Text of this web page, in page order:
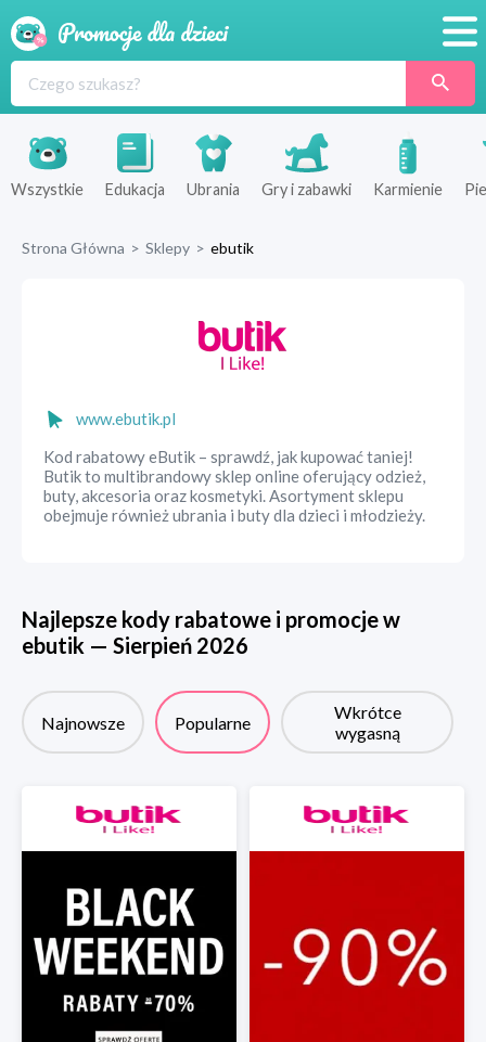
Produkty
Sklepy
Wszystkie Edukacja Ubrania Gry i zabawki Karmienie
Strona Główna > Sklepy > ebutik
www.ebutik.pl
Kod rabatowy eButik – sprawdź, jak kupować taniej!
Butik to multibrandowy sklep online oferujący odzież,
buty, akcesoria oraz kosmetyki. Asortyment sklepu
obejmuje również ubrania i buty dla dzieci i młodzieży.
Najlepsze kody rabatowe i promocje w
ebutik — Sierpień 2026
Najnowsze Popularne
Wkrótce
wygasną